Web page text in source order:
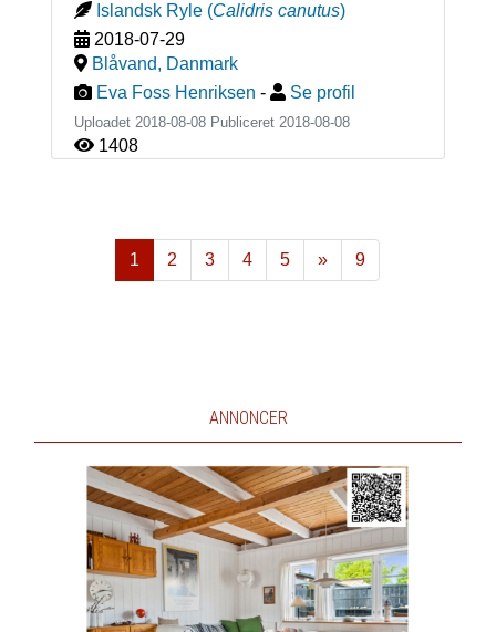
Islandsk Ryle (Calidris canutus)
2018-07-29
Blåvand, Danmark
Eva Foss Henriksen - Se profil
Uploadet 2018-08-08 Publiceret 2018-08-08
1408
1 2 3 4 5
»
Næste
9
ANNONCER